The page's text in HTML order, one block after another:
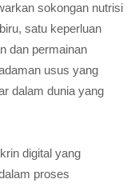
sokongan nutrisi
satu keperluan
dan permainan
usus yang
dalam dunia yang
digital yang
proses